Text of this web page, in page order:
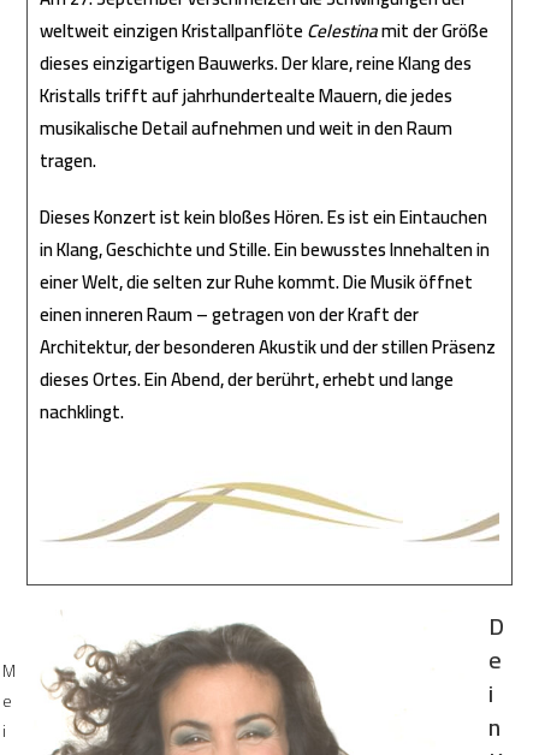
weltweit einzigen KristallpanflöteCelestinamit der Größe
dieses einzigartigen Bauwerks. Der klare, reine Klang des
Kristalls trifft auf jahrhundertealte Mauern, die jedes
musikalische Detail aufnehmen und weit in den Raum
tragen.
Dieses Konzert ist kein bloßes Hören. Es ist ein Eintauchen
in Klang, Geschichte und Stille. Ein bewusstes Innehalten in
einer Welt, die selten zur Ruhe kommt. Die Musik öffnet
einen inneren Raum – getragen von der Kraft der
Architektur, der besonderen Akustik und der stillen Präsenz
dieses Ortes. Ein Abend, der berührt, erhebt und lange
nachklingt.
D
e
i
n
M
e
i